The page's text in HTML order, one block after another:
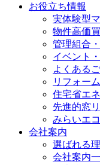
お役立ち情報
実体験型
物件高価
管理組合
イベント
よくある
リフォー
住宅省エ
先進的窓
みらいエ
会社案内
選ばれる
会社案内